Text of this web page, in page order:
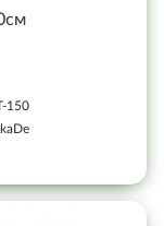
150